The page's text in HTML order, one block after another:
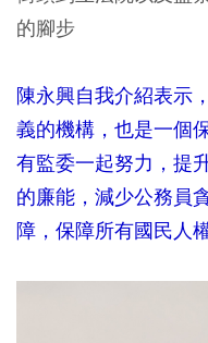
的腳步
陳永興自我介紹表示
義的機構，也是一個
有監委一起努力，提
的廉能，減少公務員
障，保障所有國民人